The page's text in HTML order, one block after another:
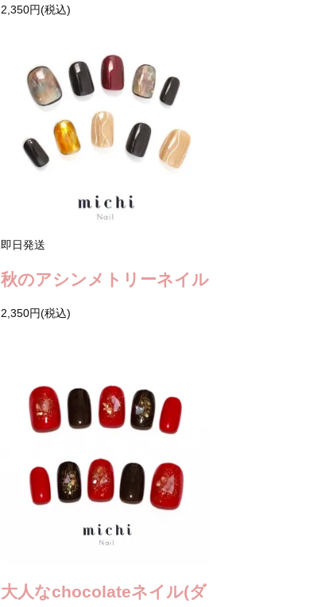
2,350円(税込)
即日発送
秋のアシンメトリーネイル
2,350円(税込)
大人なchocolateネイル(ダ